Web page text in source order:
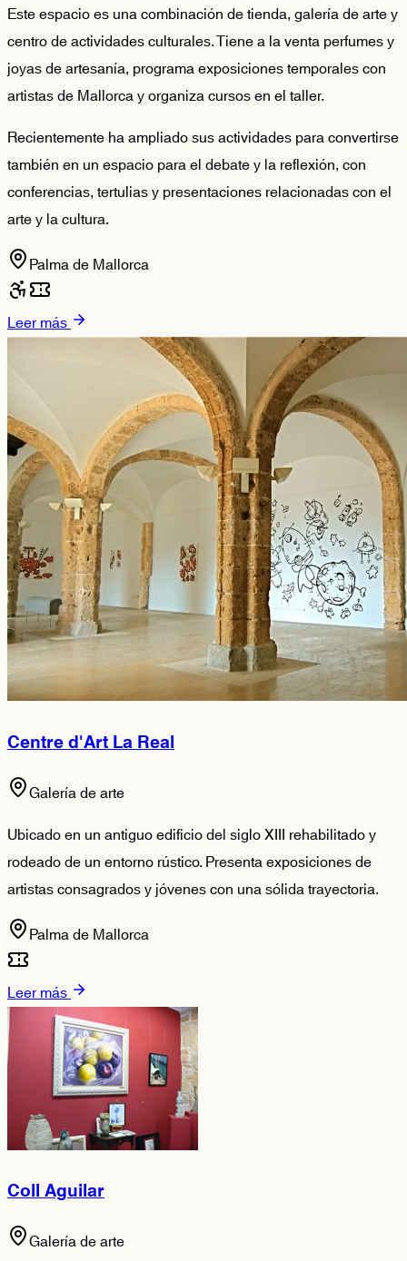
Este espacio es una combinación de tienda, galería de arte y
centro de actividades culturales. Tiene a la venta perfumes y
joyas de artesanía, programa exposiciones temporales con
artistas de Mallorca y organiza cursos en el taller.
Recientemente ha ampliado sus actividades para convertirse
también en un espacio para el debate y la reflexión, con
conferencias, tertulias y presentaciones relacionadas con el
arte y la cultura.
Palma de Mallorca
Leer más
Centre d'Art La Real
Galería de arte
Ubicado en un antiguo edificio del siglo XIII rehabilitado y
rodeado de un entorno rústico. Presenta exposiciones de
artistas consagrados y jóvenes con una sólida trayectoria.
Palma de Mallorca
Leer más
Coll Aguilar
Galería de arte